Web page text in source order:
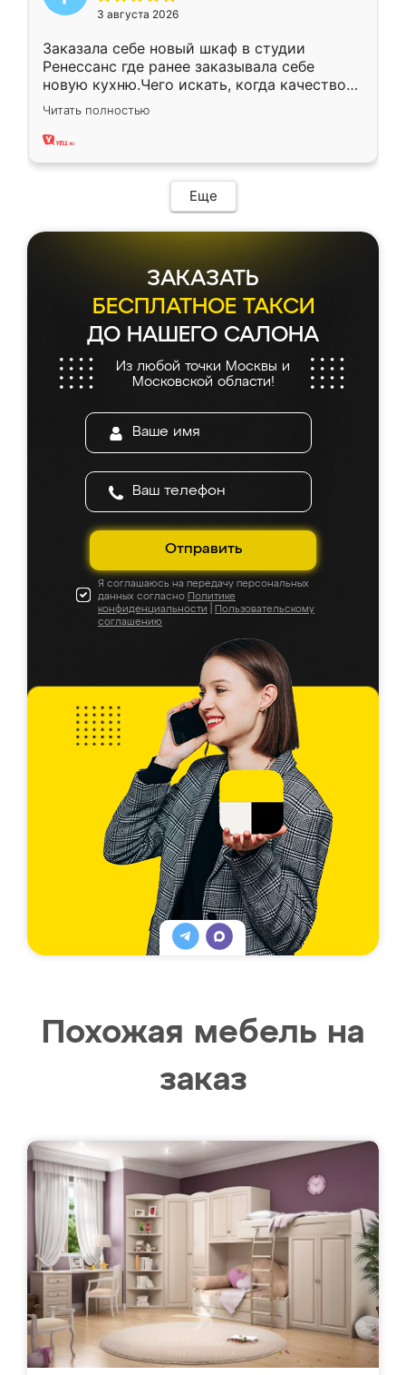
3 августа 2026
Заказала себе новый шкаф в студии
Ренессанс где ранее заказывала себе
новую кухню.Чего искать, когда качеством
вполне довольна. Служит кухня уже почти
два года, нареканий нет.
Читать полностью
Еще
ЗАКАЗАТЬ
БЕСПЛАТНОЕ ТАКСИ
ДО НАШЕГО САЛОНА
Из любой точки Москвы и
Московской области!
Отправить
Я соглашаюсь на передачу персональных
данных согласно Политике
конфиденциальности
Пользовательскому
соглашению
Похожая мебель на
заказ